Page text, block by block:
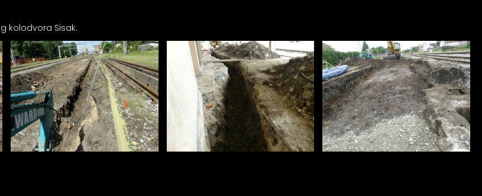
kolodvora Sisak.